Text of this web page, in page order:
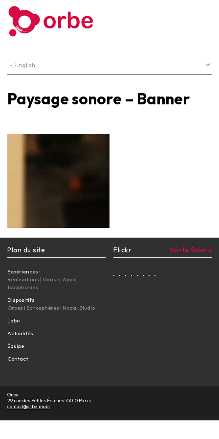
Paysage sonore – Banner
Plan du site
Expériences :
Réalisations | Danse | Appli |
topophonies
Dispositifs
Orbes | Sonosphères | Nodal.Studio
Labo
Actualités
Équipe
Contact
Flickr Voir la Galerie
Orbe
29 rue des Petites Écuries 75010 Paris
contact@orbe.mobi